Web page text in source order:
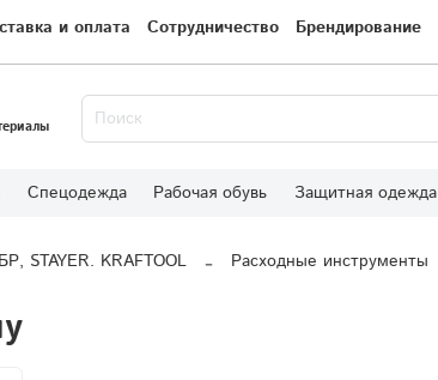
и оплата Сотрудничество Брендирование
Спецодежда Рабочая обувь Защитная одежда
STAYER. KRAFTOOL Расходные инструменты